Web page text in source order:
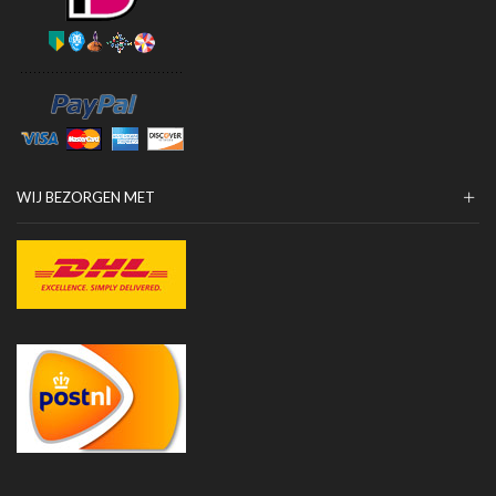
WIJ BEZORGEN MET